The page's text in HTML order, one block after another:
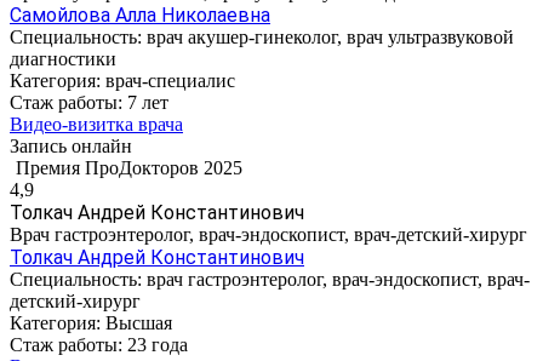
Самойлова Алла Николаевна
Специальность: врач акушер-гинеколог, врач ультразвуковой
диагностики
Категория: врач-специалис
Стаж работы: 7 лет
Видео-визитка врача
Запись онлайн
Премия ПроДокторов 2025
4,9
Толкач Андрей Константинович
Врач гастроэнтеролог, врач-эндоскопист, врач-детский-хирург
Толкач Андрей Константинович
Специальность: врач гастроэнтеролог, врач-эндоскопист, врач-
детский-хирург
Категория: Высшая
Стаж работы: 23 года